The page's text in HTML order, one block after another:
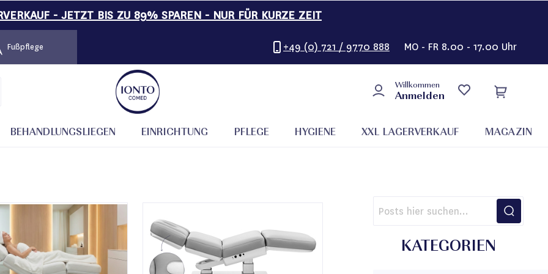
- JETZT BIS ZU 89% SPAREN - NUR FÜR KURZE ZEIT
Fußpflege +49 (0) 721 / 9770 888 MO - FR 8.00 - 17.00 Uhr
Willkommen
Anmelden
BEHANDLUNGSLIEGEN EINRICHTUNG PFLEGE HYGIENE XXL LAGERVERKAUF MAGAZIN
KATEGORIEN